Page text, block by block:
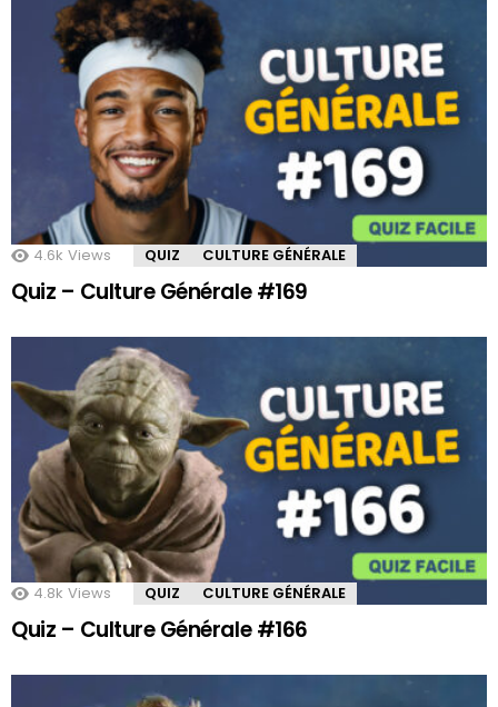
4.6k Views QUIZ CULTURE GÉNÉRALE
Quiz – Culture Générale #169
4.8k Views QUIZ CULTURE GÉNÉRALE
Quiz – Culture Générale #166